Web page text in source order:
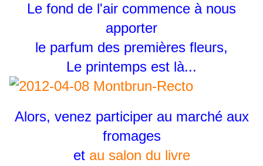
Le fond de l'air commence à nous
apporter
le parfum des premières fleurs,
Le printemps est là...
Alors, venez participer au marché aux
fromages
et au salon du livre